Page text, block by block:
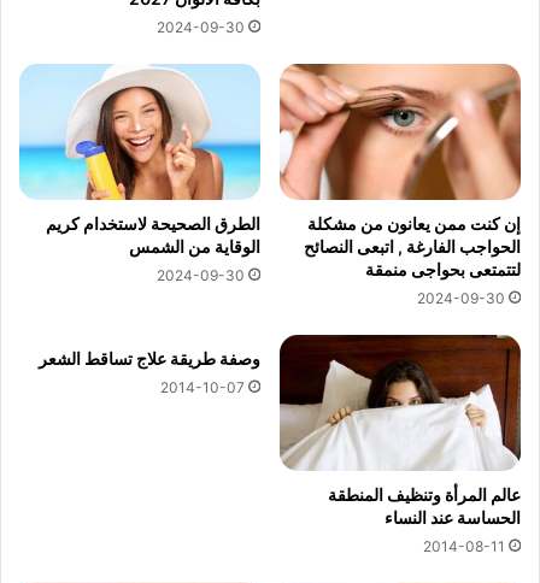
2024-09-30
إن كنت ممن يعانون من مشكلة
الحواجب الفارغة , اتبعى النصائح
لتتمتعى بحواجى منمقة
2024-09-30
الطرق الصحيحة لاستخدام كريم
الوقاية من الشمس
2024-09-30
عالم المرأة وتنظيف المنطقة
الحساسة عند النساء
2014-08-11
وصفة طريقة علاج تساقط الشعر
2014-10-07